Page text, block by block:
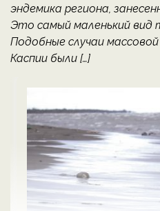
эндемика региона,
Это самый маленький вид
Подобные случаи
Каспии были […]